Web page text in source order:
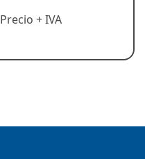
Precio + IVA